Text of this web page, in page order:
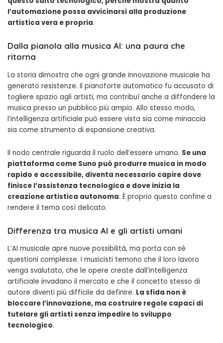
l’automazione possa avvicinarsi alla produzione
artistica vera e propria.
Dalla pianola alla musica AI: una paura che
ritorna
La storia dimostra che ogni grande innovazione musicale ha
generato resistenze. Il pianoforte automatico fu accusato di
togliere spazio agli artisti, ma contribuì anche a diffondere la
musica presso un pubblico più ampio. Allo stesso modo,
l’intelligenza artificiale può essere vista sia come minaccia
sia come strumento di espansione creativa.
Il nodo centrale riguarda il ruolo dell’essere umano. Se una
piattaforma come Suno può produrre musica in modo
rapido e accessibile, diventa necessario capire dove
finisce l’assistenza tecnologica e dove inizia la
creazione artistica autonoma. È proprio questo confine a
rendere il tema così delicato.
Differenza tra musica AI e gli artisti umani
L’AI musicale apre nuove possibilità, ma porta con sé
questioni complesse. I musicisti temono che il loro lavoro
venga svalutato, che le opere create dall’intelligenza
artificiale invadano il mercato e che il concetto stesso di
autore diventi più difficile da definire. La sfida non è
bloccare l’innovazione, ma costruire regole capaci di
tutelare gli artisti senza impedire lo sviluppo
tecnologico.